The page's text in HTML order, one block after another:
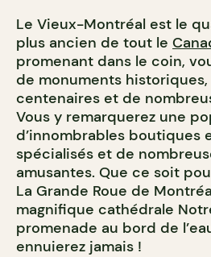
Le Vieux-Montréal est le
plus ancien de tout le
promenant dans le coin,
de monuments
centenaires et de
Vous y remarquerez une
d’innombrables boutiques
spécialisés et de
amusantes. Que ce soit
La Grande Roue de
magnifique cathédrale
promenade au bord de
ennuierez jamais !